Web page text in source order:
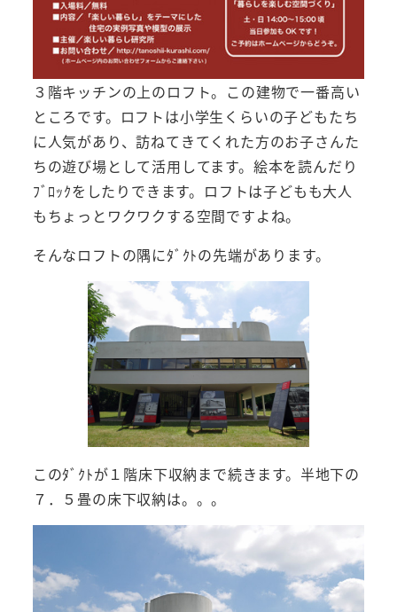
３階キッチンの上のロフト。この建物で一番高い
ところです。ロフトは小学生くらいの子どもたち
に人気があり、訪ねてきてくれた方のお子さんた
ちの遊び場として活用してます。絵本を読んだり
ﾌﾞﾛｯｸをしたりできます。ロフトは子どもも大人
もちょっとワクワクする空間ですよね。
そんなロフトの隅にﾀﾞｸﾄの先端があります。
このﾀﾞｸﾄが１階床下収納まで続きます。半地下の
７．５畳の床下収納は。。。